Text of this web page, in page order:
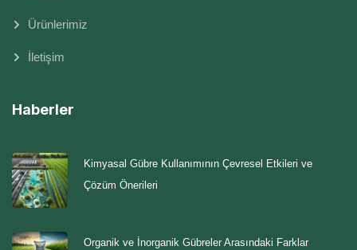
Ürünlerimiz
İletişim
Haberler
Kimyasal Gübre Kullanımının Çevresel Etkileri ve
Çözüm Önerileri
Organik ve İnorganik Gübreler Arasındaki Farklar